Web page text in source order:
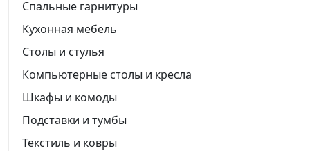
Спальные гарнитуры
Кухонная мебель
Столы и стулья
Компьютерные столы и кресла
Шкафы и комоды
Подставки и тумбы
Текстиль и ковры